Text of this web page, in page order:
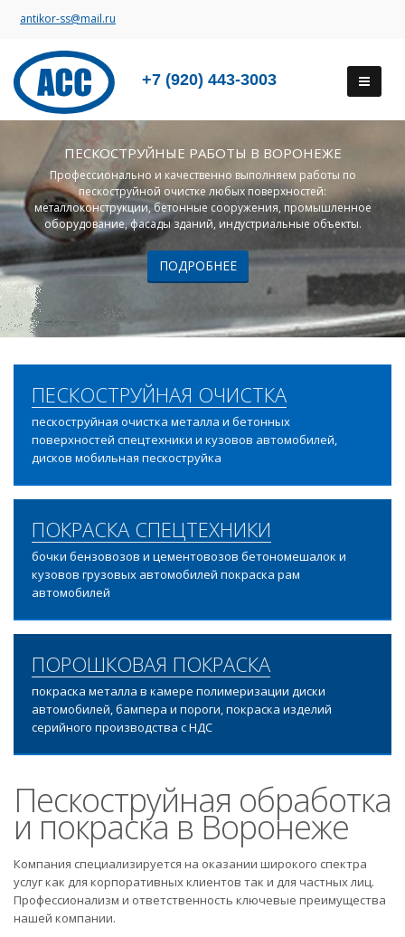
antikor-ss@mail.ru
+7 (920) 443-3003
ПЕСКОСТРУЙНЫЕ РАБОТЫ В ВОРОНЕЖЕ
Профессионально и качественно выполняем работы по
пескоструйной очистке любых поверхностей:
металлоконструкции, бетонные сооружения, промышленное
оборудование, фасады зданий, индустриальные объекты.
ПОДРОБНЕЕ
ПЕСКОСТРУЙНАЯ ОЧИСТКА
пескоструйная очистка металла и бетонных
поверхностей спецтехники и кузовов автомобилей,
дисков мобильная пескоструйка
ПОКРАСКА СПЕЦТЕХНИКИ
бочки бензовозов и цементовозов бетономешалок и
кузовов грузовых автомобилей покраска рам
автомобилей
ПОРОШКОВАЯ ПОКРАСКА
покраска металла в камере полимеризации диски
автомобилей, бампера и пороги, покраска изделий
серийного производства с НДС
Пескоструйная обработка
и покраска в Воронеже
Компания специализируется на оказании широкого спектра
услуг как для корпоративных клиентов так и для частных лиц.
Профессионализм и ответственность ключевые преимущества
нашей компании.